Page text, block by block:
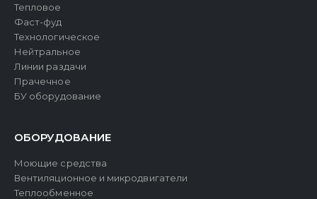
Тепловое
Фаст-фуд
Технологическое
Нейтральное
Линии раздачи
Прачечное
БУ оборудование
ОБОРУДОВАНИЕ
Моющие средства
Вентиляционное и микродвигатели
Теплообменное